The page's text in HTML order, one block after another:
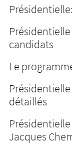
candidats
Le
détaillés
Jacques